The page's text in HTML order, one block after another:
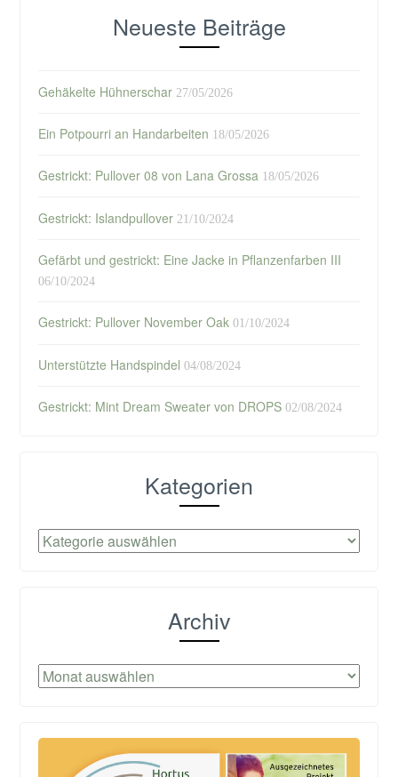
Neueste Beiträge
Gehäkelte Hühnerschar 27/05/2026
Ein Potpourri an Handarbeiten 18/05/2026
Gestrickt: Pullover 08 von Lana Grossa 18/05/2026
Gestrickt: Islandpullover 21/10/2024
Gefärbt und gestrickt: Eine Jacke in Pflanzenfarben III
06/10/2024
Gestrickt: Pullover November Oak 01/10/2024
Unterstützte Handspindel 04/08/2024
Gestrickt: Mint Dream Sweater von DROPS 02/08/2024
Kategorien
Kategorien
Archiv
Archiv